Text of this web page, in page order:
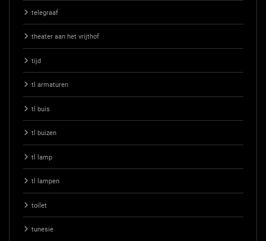
telegraaf
theater aan het vrijthof
tijd
tl armaturen
tl buis
tl buizen
tl lamp
tl lampen
toilet
tunesie